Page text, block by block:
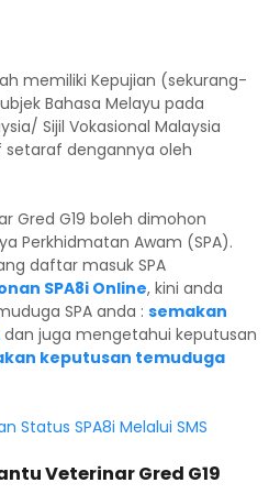
memiliki Kepujian (sekurang-
Bahasa Melayu pada
Sijil Vokasional Malaysia
setaraf dengannya oleh
Gred G19 boleh dimohon
Perkhidmatan Awam (SPA).
daftar masuk SPA
SPA8i Online, kini anda
SPA anda : semakan
dan juga mengetahui keputusan
keputusan temuduga
Status SPA8i Melalui SMS
Veterinar Gred G19